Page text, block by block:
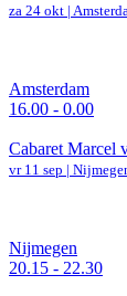
za 24 okt |
Amsterdam
16.00 - 0.00
Cabaret Marcel
vr 11 sep |
Nijmegen
20.15 - 22.30